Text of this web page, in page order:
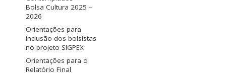
Bolsa Cultura 2025 –
2026
Orientações para
inclusão dos bolsistas
no projeto SIGPEX
Orientações para o
Relatório Final